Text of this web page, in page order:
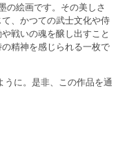
の絵画です。その美しさ
、かつての武士文化や侍
戦いの魂を醸し出すこと
精神を感じられる一枚で
うに。是非、この作品を通